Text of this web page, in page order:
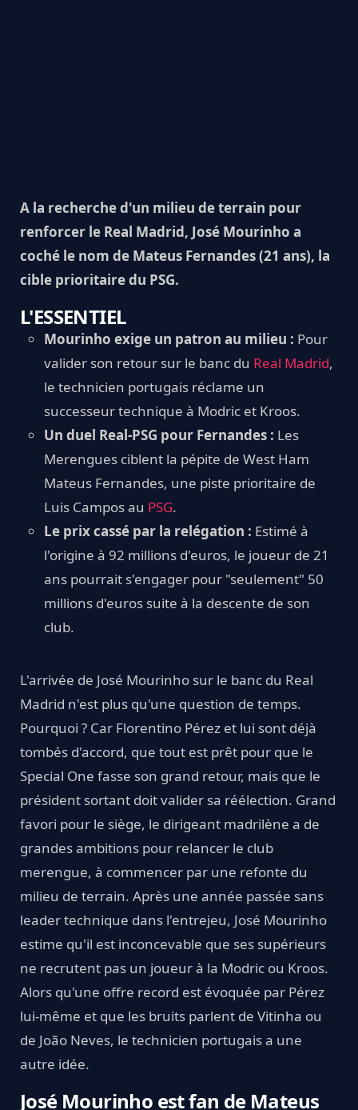
A la recherche d'un milieu de terrain pour
renforcer le Real Madrid, José Mourinho a
coché le nom de Mateus Fernandes (21 ans), la
cible prioritaire du PSG.
L'ESSENTIEL
Mourinho exige un patron au milieu : Pour
valider son retour sur le banc du Real Madrid,
le technicien portugais réclame un
successeur technique à Modric et Kroos.
Un duel Real-PSG pour Fernandes : Les
Merengues ciblent la pépite de West Ham
Mateus Fernandes, une piste prioritaire de
Luis Campos au PSG.
Le prix cassé par la relégation : Estimé à
l'origine à 92 millions d'euros, le joueur de 21
ans pourrait s'engager pour "seulement" 50
millions d'euros suite à la descente de son
club.
L'arrivée de José Mourinho sur le banc du Real
Madrid n'est plus qu'une question de temps.
Pourquoi ? Car Florentino Pérez et lui sont déjà
tombés d'accord, que tout est prêt pour que le
Special One fasse son grand retour, mais que le
président sortant doit valider sa réélection. Grand
favori pour le siège, le dirigeant madrilène a de
grandes ambitions pour relancer le club
merengue, à commencer par une refonte du
milieu de terrain. Après une année passée sans
leader technique dans l'entrejeu, José Mourinho
estime qu'il est inconcevable que ses supérieurs
ne recrutent pas un joueur à la Modric ou Kroos.
Alors qu'une offre record est évoquée par Pérez
lui-même et que les bruits parlent de Vitinha ou
de João Neves, le technicien portugais a une
autre idée.
José Mourinho est fan de Mateus